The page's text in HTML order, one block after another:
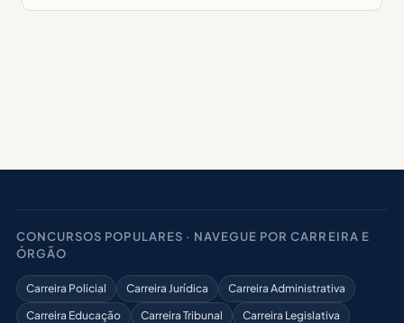
CONCURSOS POPULARES · NAVEGUE POR CARREIRA E
ÓRGÃO
Carreira Policial Carreira Jurídica
Carreira Administrativa
Carreira Educação
Carreira Tribunal
Carreira Legislativa